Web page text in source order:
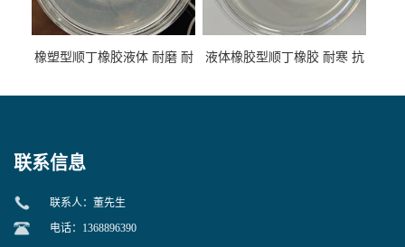
橡塑型顺丁橡胶液体 耐磨 耐
液体橡胶型顺丁橡胶 耐寒 抗
联系信息
联系人：董先生
电话：1368896390